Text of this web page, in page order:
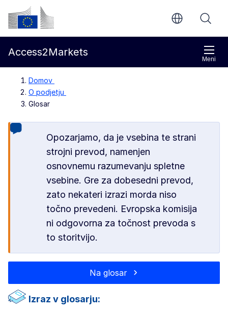
Preskoči na glavno vsebino
Evropska komisija
Meni
Access2Markets
Domov
O podjetju
Glosar
Opozarjamo, da je vsebina te strani
strojni prevod, namenjen
osnovnemu razumevanju spletne
vsebine. Gre za dobesedni prevod,
zato nekateri izrazi morda niso
točno prevedeni. Evropska komisija
ni odgovorna za točnost prevoda s
to storitvijo.
Na glosar
Izraz v glosarju: